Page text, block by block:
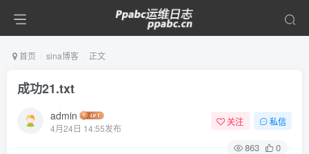
首页 sina博客 正文
成功21.txt
admin
4月24日 14:55发布
关注 私信
863 0